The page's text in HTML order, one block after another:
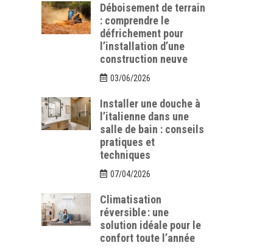
Déboisement de terrain
: comprendre le
défrichement pour
l’installation d’une
construction neuve
03/06/2026
Installer une douche à
l’italienne dans une
salle de bain : conseils
pratiques et
techniques
07/04/2026
Climatisation
réversible : une
solution idéale pour le
confort toute l’année